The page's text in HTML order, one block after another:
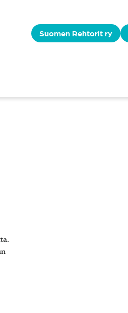
Suomen Rehtorit ry